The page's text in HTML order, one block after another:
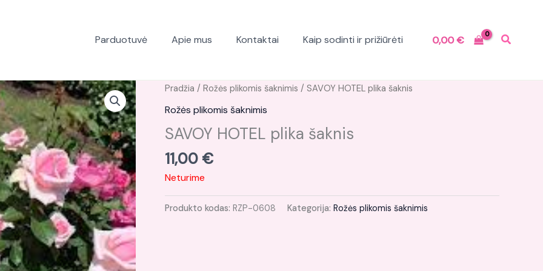
Parduotuvė Apie mus Kontaktai Kaip sodinti ir prižiūrėti 0,00€
Pradžia / Rožės plikomis šaknimis / SAVOY HOTEL plika šaknis
Rožės plikomis šaknimis
SAVOY HOTEL plika šaknis
11,00 €
Neturime
Produkto kodas: RZP-0608 Kategorija: Rožės plikomis šaknimis